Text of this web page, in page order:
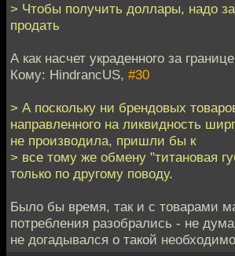
> Чтобы получить доллары, надо
продать
А как насчет украденного за
Кому: HindrancUS, #30
> А поскольку ни брендовых
направленного на ликвидность
не производила, пришли бы к
> все тому же обмену "титановая
только по другому поводу.
Было бы время, так и с товарами
потребления разобрались - не
не догадывался о такой